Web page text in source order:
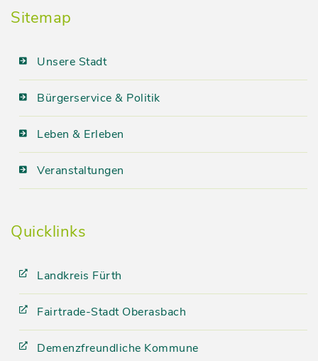
Sitemap
Unsere Stadt
Bürgerservice & Politik
Leben & Erleben
Veranstaltungen
Quicklinks
Landkreis Fürth
Fairtrade-Stadt Oberasbach
Demenzfreundliche Kommune